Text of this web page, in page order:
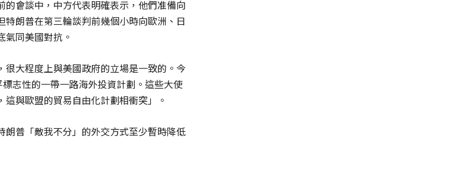
會談中，中方代表明確表示，他們准備向
朗普在第三輪談判前幾個小時向歐洲、日
同美國對抗。
大程度上與美國政府的立場是一致的。今
志性的一帶一路海外投資計劃。這些大使
與歐盟的貿易自由化計劃相衝突」。
普「敵我不分」的外交方式至少暫時降低